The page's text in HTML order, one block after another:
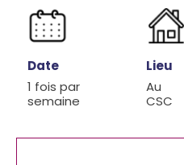
Date
1 fois par
semaine
Lieu
Au
CSC